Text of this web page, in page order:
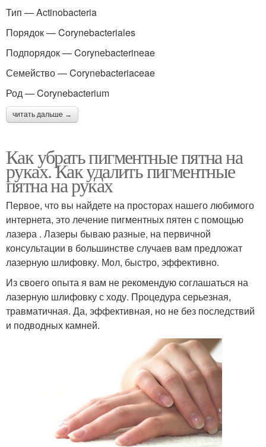
Тип — Actinobacteria
Порядок — Corynebacteriales
Подпорядок — Corynebacterineae
Семейство — Corynebacteriaceae
Род — Corynebacterium
читать дальше →
Как убрать пигментные пятна на
руках. Как удалить пигментные
пятна на руках
Первое, что вы найдете на просторах нашего любимого
интернета, это лечение пигментных пятен с помощью
лазера . Лазеры бываю разные, на первичной
консультации в большинстве случаев вам предложат
лазерную шлифовку. Мол, быстро, эффективно.
Из своего опыта я вам не рекомендую соглашаться на
лазерную шлифовку с ходу. Процедура серьезная,
травматичная. Да, эффективная, но не без последствий
и подводных камней.